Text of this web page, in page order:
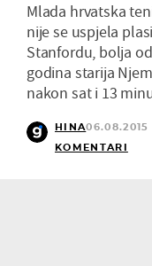
Mlada hrvatska
nije se uspjela
Stanfordu, bolja
godina starija
nakon sat i 13
HINA06.08.2015
KOMENTARI